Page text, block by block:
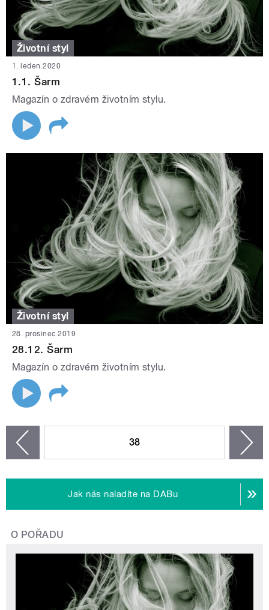
Životní styl
1. leden 2020
1.1. Šarm
Magazín o zdravém životním stylu.
Životní styl
28. prosinec 2019
28.12. Šarm
Magazín o zdravém životním stylu.
38
Jak nás naladíte na DABu
O POŘADU